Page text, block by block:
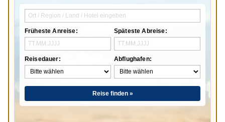
Früheste Anreise:
Reisedauer:
Späteste Abreise:
Abflughafen:
Reise finden »